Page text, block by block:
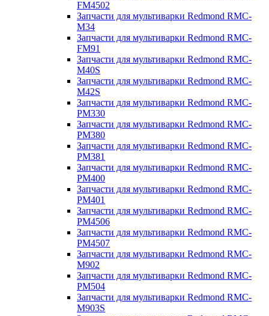
FM4502
Запчасти для мультиварки Redmond RMC-
M34
Запчасти для мультиварки Redmond RMC-
FM91
Запчасти для мультиварки Redmond RMC-
M40S
Запчасти для мультиварки Redmond RMC-
M42S
Запчасти для мультиварки Redmond RMC-
PM330
Запчасти для мультиварки Redmond RMC-
PM380
Запчасти для мультиварки Redmond RMC-
PM381
Запчасти для мультиварки Redmond RMC-
PM400
Запчасти для мультиварки Redmond RMC-
PM401
Запчасти для мультиварки Redmond RMC-
PM4506
Запчасти для мультиварки Redmond RMC-
PM4507
Запчасти для мультиварки Redmond RMC-
M902
Запчасти для мультиварки Redmond RMC-
PM504
Запчасти для мультиварки Redmond RMC-
M903S